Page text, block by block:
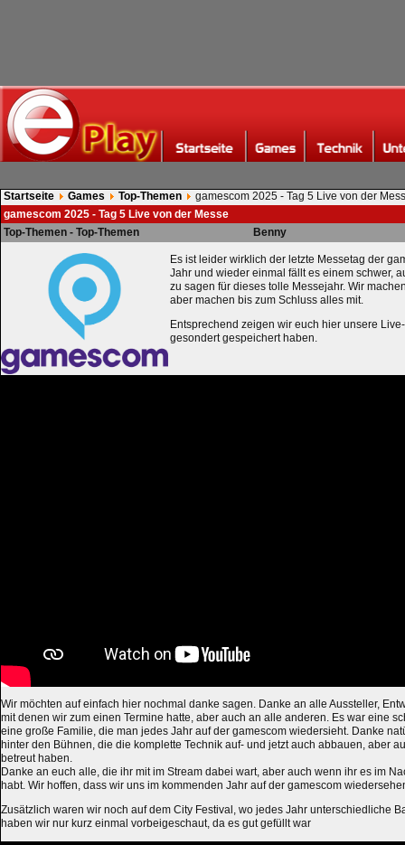
Startseite Games Top-Themen
gamescom 2025 - Tag 5 Live von der
gamescom 2025 - Tag 5 Live von der Messe
Top-Themen - Top-Themen
Benny
Es ist leider wirklich der letzte Messetag der
Jahr und wieder einmal fällt es einem schwer,
zu sagen für dieses tolle Messejahr. Wir
aber machen bis zum Schluss alles mit.
Entsprechend zeigen wir euch hier unsere
gesondert gespeichert haben.
Wir möchten auf einfach hier nochmal danke sagen. Danke an alle Aussteller,
mit denen wir zum einen Termine hatte, aber auch an alle anderen. Es war eine
eine große Familie, die man jedes Jahr auf der gamescom wiedersieht. Danke
hinter den Bühnen, die die komplette Technik auf- und jetzt auch abbauen, aber
betreut haben.
Danke an euch alle, die ihr mit im Stream dabei wart, aber auch wenn ihr es im
habt. Wir hoffen, dass wir uns im kommenden Jahr auf der gamescom
Zusätzlich waren wir noch auf dem City Festival, wo jedes Jahr unterschiedliche
haben wir nur kurz einmal vorbeigeschaut, da es gut gefüllt war